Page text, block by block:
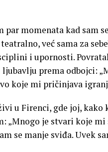
par momenata kad sam
već sama za
i upornosti.
ljubavlju prema odbojci:
koje mi pričinjava
u Firenci, gde joj, kako
„Mnogo je stvari koje
se manje sviđa. Uvek